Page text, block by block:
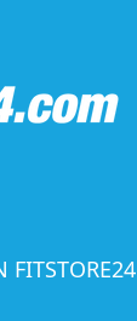
FITSTORE24